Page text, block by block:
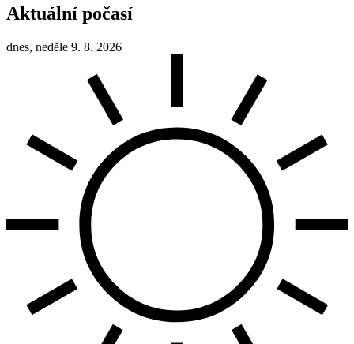
Aktuální počasí
dnes, neděle 9. 8. 2026